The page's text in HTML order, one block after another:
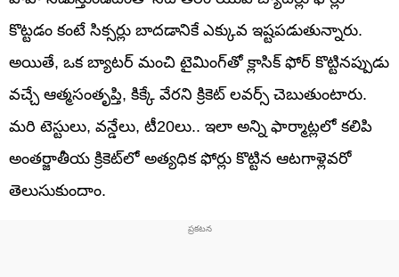
కొట్టడం కంటే సిక్సర్లు బాదడానికే ఎక్కువ ఇష్టపడుతున్నారు.
అయితే, ఒక బ్యాటర్ మంచి టైమింగ్‌తో క్లాసిక్ ఫోర్ కొట్టినప్పుడు
వచ్చే ఆత్మసంతృప్తి, కిక్కే వేరని క్రికెట్ లవర్స్ చెబుతుంటారు.
మరి టెస్టులు, వన్డేలు, టీ20లు.. ఇలా అన్ని ఫార్మాట్లలో కలిపి
అంతర్జాతీయ క్రికెట్‌లో అత్యధిక ఫోర్లు కొట్టిన ఆటగాళ్లెవరో
తెలుసుకుందాం.